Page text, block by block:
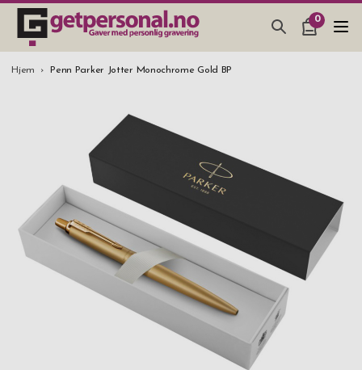
0
GAVER & GADGETS
SMYKKER & ACCESSOARER
GAVETIPS
JULEGAVETIPS
BRYLLUPSGAVE 2026
Hjem Penn Parker Jotter Monochrome Gold BP